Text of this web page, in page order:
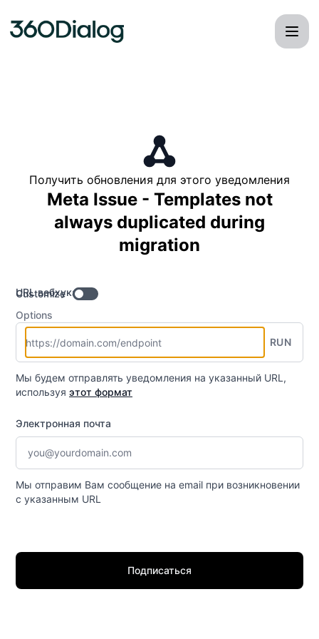
Получить обновления для этого уведомления
Meta Issue - Templates not
always duplicated during
migration
URL вебхука
Customize
Options
RUN
Мы будем отправлять уведомления на указанный URL,
используя этот формат
Электронная почта
Мы отправим Вам сообщение на email при возникновении
с указанным URL
Подписаться